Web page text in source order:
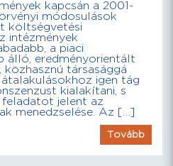
kapcsán a 2001-
módosulások
költségvetési
intézmények
a piaci
álló, eredményorientált
társasággá
igen tág
kialakítani, s
jelent az
menedzselése. Az […]
Tovább